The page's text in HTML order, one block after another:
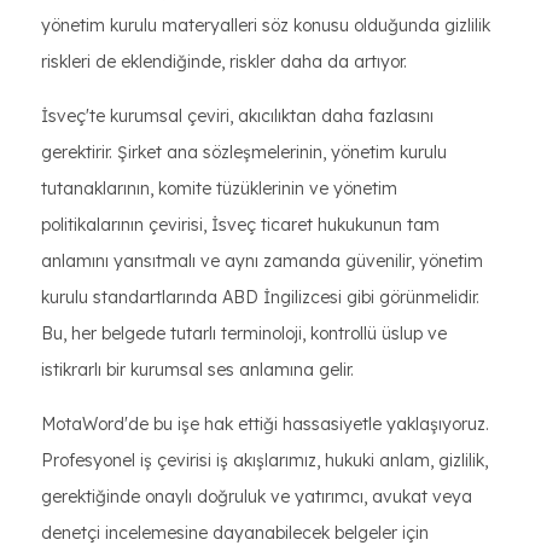
yönetim kurulu materyalleri söz konusu olduğunda gizlilik
riskleri de eklendiğinde, riskler daha da artıyor.
İsveç'te kurumsal çeviri, akıcılıktan daha fazlasını
gerektirir. Şirket ana sözleşmelerinin, yönetim kurulu
tutanaklarının, komite tüzüklerinin ve yönetim
politikalarının çevirisi, İsveç ticaret hukukunun tam
anlamını yansıtmalı ve aynı zamanda güvenilir, yönetim
kurulu standartlarında ABD İngilizcesi gibi görünmelidir.
Bu, her belgede tutarlı terminoloji, kontrollü üslup ve
istikrarlı bir kurumsal ses anlamına gelir.
MotaWord'de bu işe hak ettiği hassasiyetle yaklaşıyoruz.
Profesyonel iş çevirisi iş akışlarımız, hukuki anlam, gizlilik,
gerektiğinde onaylı doğruluk ve yatırımcı, avukat veya
denetçi incelemesine dayanabilecek belgeler için